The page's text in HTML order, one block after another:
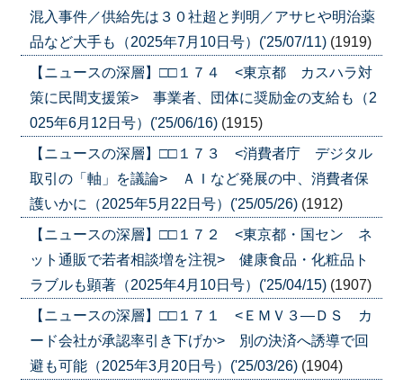
混入事件／供給先は３０社超と判明／アサヒや明治薬
品など大手も（2025年7月10日号）('25/07/11) (1919)
【ニュースの深層】□□１７４ <東京都 カスハラ対
策に民間支援策> 事業者、団体に奨励金の支給も（2
025年6月12日号）('25/06/16) (1915)
【ニュースの深層】□□１７３ <消費者庁 デジタル
取引の「軸」を議論> ＡＩなど発展の中、消費者保
護いかに（2025年5月22日号）('25/05/26) (1912)
【ニュースの深層】□□１７２ <東京都・国セン ネ
ット通販で若者相談増を注視> 健康食品・化粧品ト
ラブルも顕著（2025年4月10日号）('25/04/15) (1907)
【ニュースの深層】□□１７１ <ＥＭＶ３―ＤＳ カ
ード会社が承認率引き下げか> 別の決済へ誘導で回
避も可能（2025年3月20日号）('25/03/26) (1904)